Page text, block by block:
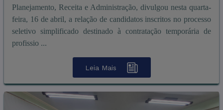
Planejamento, Receita e Administração, divulgou nesta quarta-
feira, 16 de abril, a relação de candidatos inscritos no processo
seletivo simplificado destinado à contratação temporária de
profissio ...
Leia Mais